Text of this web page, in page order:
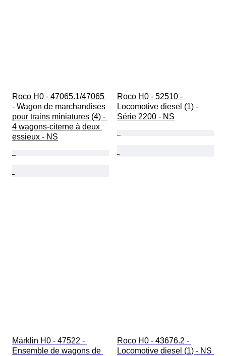
Roco H0 - 47065.1/47065
- Wagon de marchandises
pour trains miniatures (4) -
4 wagons-citerne à deux
essieux - NS
Roco H0 - 52510 -
Locomotive diesel (1) -
Série 2200 - NS
Märklin H0 - 47522 -
Ensemble de wagons de
Roco H0 - 43676.2 -
Locomotive diesel (1) - NS